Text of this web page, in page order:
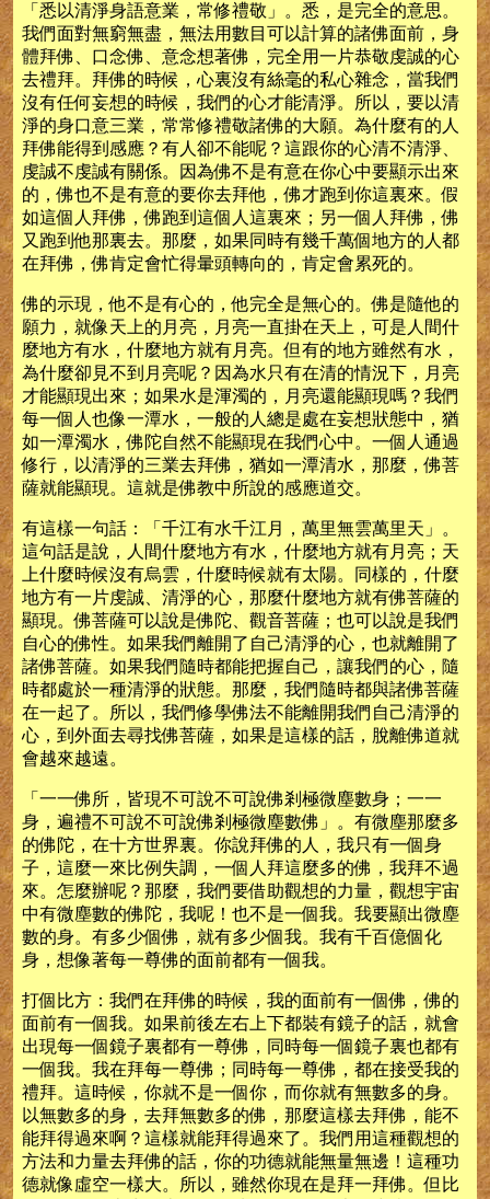
「悉以清淨身語意業，常修禮敬」。悉，是完全的意思。
我們面對無窮無盡，無法用數目可以計算的諸佛面前，身
體拜佛、口念佛、意念想著佛，完全用一片恭敬虔誠的心
去禮拜。拜佛的時候，心裏沒有絲毫的私心雜念，當我們
沒有任何妄想的時候，我們的心才能清淨。所以，要以清
淨的身口意三業，常常修禮敬諸佛的大願。為什麼有的人
拜佛能得到感應？有人卻不能呢？這跟你的心清不清淨、
虔誠不虔誠有關係。因為佛不是有意在你心中要顯示出來
的，佛也不是有意的要你去拜他，佛才跑到你這裏來。假
如這個人拜佛，佛跑到這個人這裏來；另一個人拜佛，佛
又跑到他那裏去。那麼，如果同時有幾千萬個地方的人都
在拜佛，佛肯定會忙得暈頭轉向的，肯定會累死的。
佛的示現，他不是有心的，他完全是無心的。佛是隨他的
願力，就像天上的月亮，月亮一直掛在天上，可是人間什
麼地方有水，什麼地方就有月亮。但有的地方雖然有水，
為什麼卻見不到月亮呢？因為水只有在清的情況下，月亮
才能顯現出來；如果水是渾濁的，月亮還能顯現嗎？我們
每一個人也像一潭水，一般的人總是處在妄想狀態中，猶
如一潭濁水，佛陀自然不能顯現在我們心中。一個人通過
修行，以清淨的三業去拜佛，猶如一潭清水，那麼，佛菩
薩就能顯現。這就是佛教中所說的感應道交。
有這樣一句話：「千江有水千江月，萬里無雲萬里天」。
這句話是說，人間什麼地方有水，什麼地方就有月亮；天
上什麼時候沒有烏雲，什麼時候就有太陽。同樣的，什麼
地方有一片虔誠、清淨的心，那麼什麼地方就有佛菩薩的
顯現。佛菩薩可以說是佛陀、觀音菩薩；也可以說是我們
自心的佛性。如果我們離開了自己清淨的心，也就離開了
諸佛菩薩。如果我們隨時都能把握自己，讓我們的心，隨
時都處於一種清淨的狀態。那麼，我們隨時都與諸佛菩薩
在一起了。所以，我們修學佛法不能離開我們自己清淨的
心，到外面去尋找佛菩薩，如果是這樣的話，脫離佛道就
會越來越遠。
「一一佛所，皆現不可說不可說佛剎極微塵數身；一一
身，遍禮不可說不可說佛剎極微塵數佛」。有微塵那麼多
的佛陀，在十方世界裏。你說拜佛的人，我只有一個身
子，這麼一來比例失調，一個人拜這麼多的佛，我拜不過
來。怎麼辦呢？那麼，我們要借助觀想的力量，觀想宇宙
中有微塵數的佛陀，我呢！也不是一個我。我要顯出微塵
數的身。有多少個佛，就有多少個我。我有千百億個化
身，想像著每一尊佛的面前都有一個我。
打個比方：我們在拜佛的時候，我的面前有一個佛，佛的
面前有一個我。如果前後左右上下都裝有鏡子的話，就會
出現每一個鏡子裏都有一尊佛，同時每一個鏡子裏也都有
一個我。我在拜每一尊佛；同時每一尊佛，都在接受我的
禮拜。這時候，你就不是一個你，而你就有無數多的身。
以無數多的身，去拜無數多的佛，那麼這樣去拜佛，能不
能拜得過來啊？這樣就能拜得過來了。我們用這種觀想的
方法和力量去拜佛的話，你的功德就能無量無邊！這種功
德就像虛空一樣大。所以，雖然你現在是拜一拜佛。但比